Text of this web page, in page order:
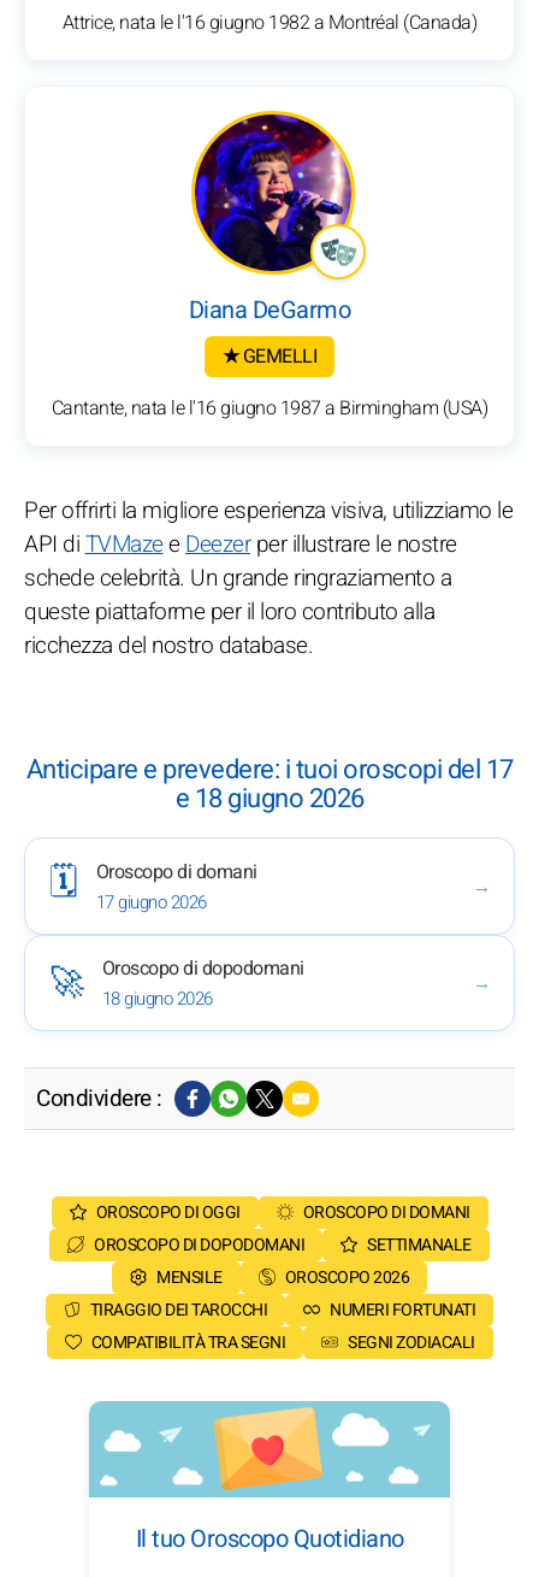
Attrice, nata le l'16 giugno 1982 a Montréal (Canada)
Diana DeGarmo
★ GEMELLI
Cantante, nata le l'16 giugno 1987 a Birmingham (USA)
Per offrirti la migliore esperienza visiva, utilizziamo le
API diTVMazeeDeezerper illustrare le nostre
schede celebrità. Un grande ringraziamento a
queste piattaforme per il loro contributo alla
ricchezza del nostro database.
Anticipare e prevedere: i tuoi oroscopi del 17
e 18 giugno 2026
🗓️ Oroscopo di domani
17 giugno 2026
→
🚀 Oroscopo di dopodomani
18 giugno 2026
→
Condividere :
OROSCOPO DI OGGI
OROSCOPO DI DOMANI
OROSCOPO DI DOPODOMANI
SETTIMANALE
MENSILE
OROSCOPO 2026
TIRAGGIO DEI TAROCCHI
NUMERI FORTUNATI
COMPATIBILITÀ TRA SEGNI
SEGNI ZODIACALI
Il tuo Oroscopo Quotidiano